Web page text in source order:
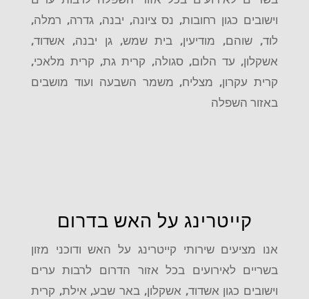
וישובים כגון רחובות, נס ציונה, יבנה, גדרה, רמלה,
לוד, שוהם, מודיעין, בית שמש, גן יבנה, אשדוד,
אשקלון, עד הלום, סגולה, קרית גת, קרית מלאכי,
קרית עקרון, מצליח, משמר השבעה ועוד מושבים
באזור השפלה
קייטרינג על האש בדרום
אנו מציעים שירותי קייטרינג על האש ודוכני מזון
בשריים לאירועים בכל אזור הדרום לרבות ערים
וישובים כגון אשדוד, אשקלון, באר שבע, אילת, קרית